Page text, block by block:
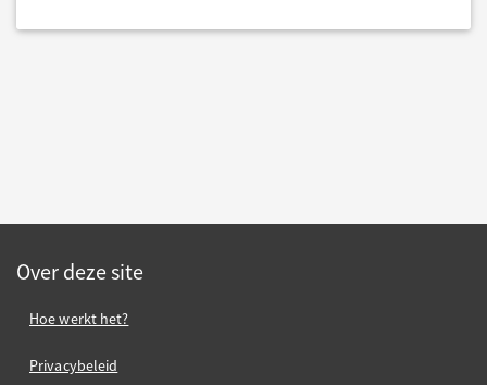
Over deze site
Hoe werkt het?
Privacybeleid